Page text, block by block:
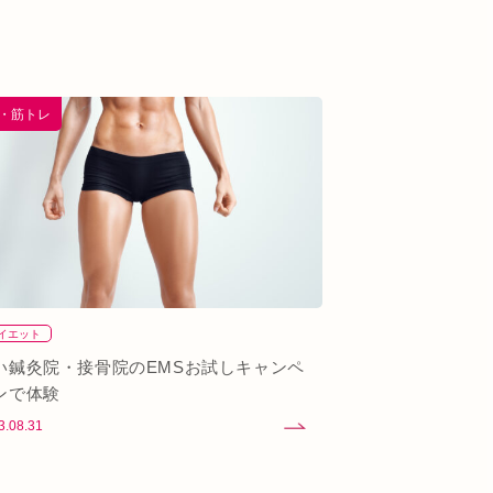
筋トレ
エット
鍼灸院・接骨院のEMSお試しキャンペ
で体験